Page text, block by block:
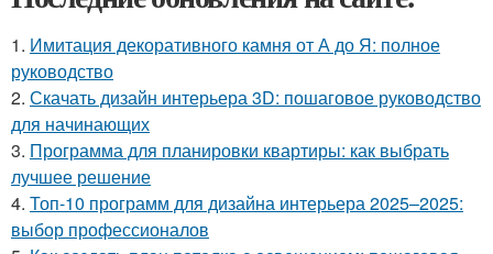
1. Имитация декоративного камня от А до Я: полное
руководство
2. Скачать дизайн интерьера 3D: пошаговое руководство
для начинающих
3. Программа для планировки квартиры: как выбрать
лучшее решение
4. Топ-10 программ для дизайна интерьера 2025–2025:
выбор профессионалов